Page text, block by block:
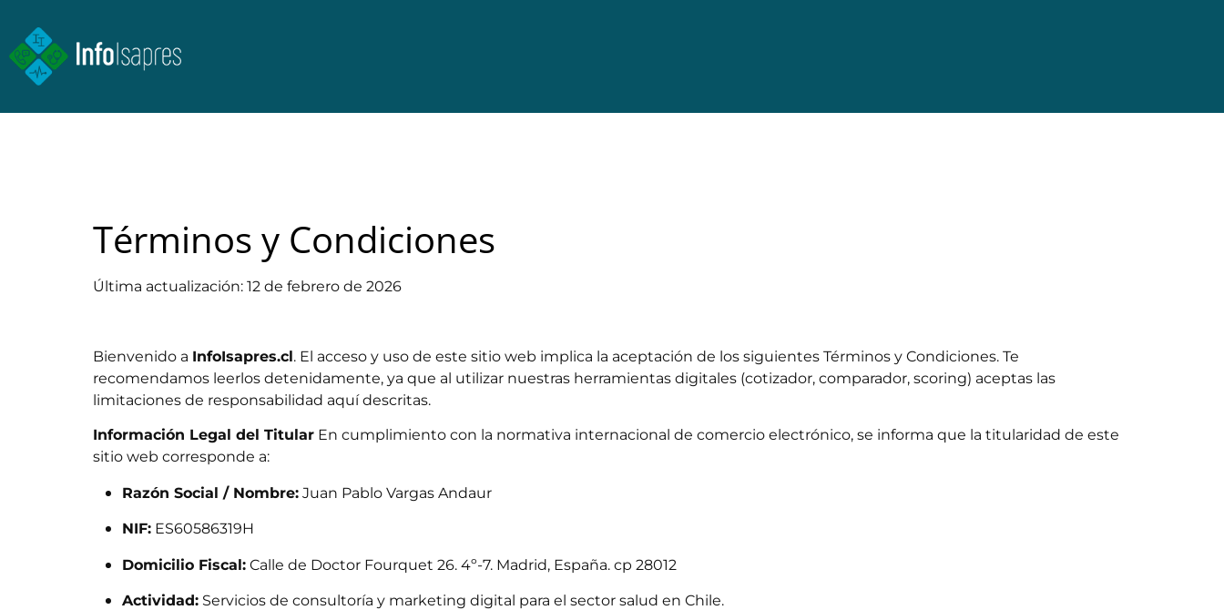
Términos y Condiciones
Última actualización: 12 de febrero de 2026
Bienvenido a InfoIsapres.cl. El acceso y uso de este sitio web implica la aceptación de los siguientes Términos y Condiciones. Te
recomendamos leerlos detenidamente, ya que al utilizar nuestras herramientas digitales (cotizador, comparador, scoring) aceptas las
limitaciones de responsabilidad aquí descritas.
Información Legal del Titular En cumplimiento con la normativa internacional de comercio electrónico, se informa que la titularidad de este
sitio web corresponde a:
Razón Social / Nombre: Juan Pablo Vargas Andaur
NIF: ES60586319H
Domicilio Fiscal: Calle de Doctor Fourquet 26. 4º-7. Madrid, España. cp 28012
Actividad: Servicios de consultoría y marketing digital para el sector salud en Chile.